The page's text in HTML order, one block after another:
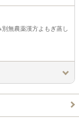
無農薬漢方よもぎ蒸し